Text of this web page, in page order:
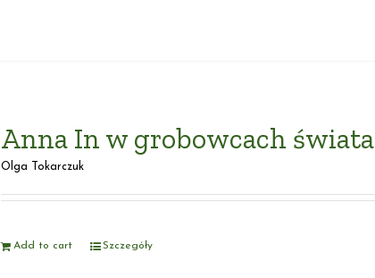
Anna In w grobowcach świata
Olga Tokarczuk
Add to cart Szczegóły